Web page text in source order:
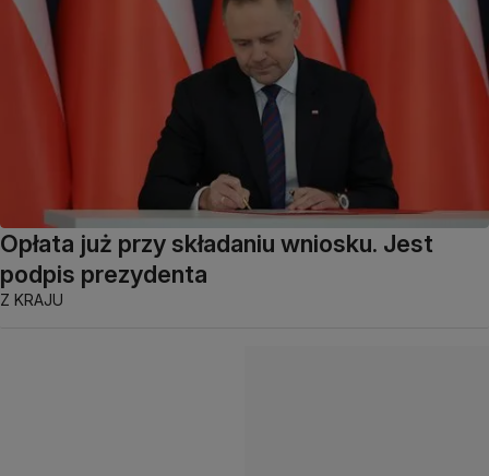
Opłata już przy składaniu wniosku. Jest
podpis prezydenta
Z KRAJU